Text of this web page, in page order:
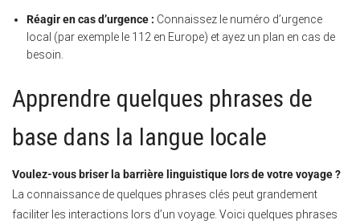
Réagir en cas d’urgence : Connaissez le numéro d’urgence
local (par exemple le 112 en Europe) et ayez un plan en cas de
besoin.
Apprendre quelques phrases de
base dans la langue locale
Voulez-vous briser la barrière linguistique lors de votre voyage ?
La connaissance de quelques phrases clés peut grandement
faciliter les interactions lors d’un voyage. Voici quelques phrases